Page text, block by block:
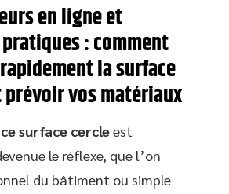
en ligne et
: comment
la surface
prévoir vos matériaux
surface cercleest
le réflexe, que l’on
du bâtiment ou simple